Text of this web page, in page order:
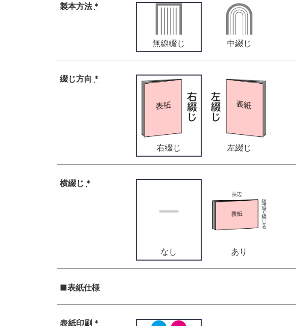
製本方法 *
無線綴じ 中綴じ
綴じ方向 *
右綴じ 左綴じ
横綴じ *
なし あり
■表紙仕様
表紙印刷 *